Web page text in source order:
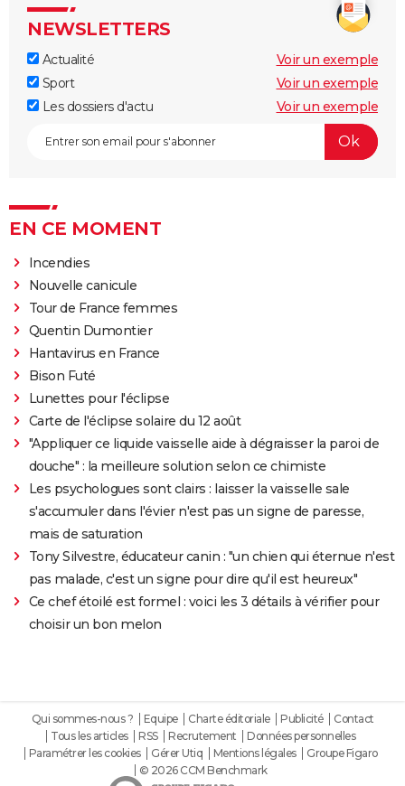
NEWSLETTERS
Actualité
Voir un exemple
Sport
Voir un exemple
Les dossiers d'actu
Voir un exemple
EN CE MOMENT
Incendies
Nouvelle canicule
Tour de France femmes
Quentin Dumontier
Hantavirus en France
Bison Futé
Lunettes pour l'éclipse
Carte de l'éclipse solaire du 12 août
"Appliquer ce liquide vaisselle aide à dégraisser la paroi de
douche" : la meilleure solution selon ce chimiste
Les psychologues sont clairs : laisser la vaisselle sale
s'accumuler dans l'évier n'est pas un signe de paresse,
mais de saturation
Tony Silvestre, éducateur canin : "un chien qui éternue n'est
pas malade, c'est un signe pour dire qu'il est heureux"
Ce chef étoilé est formel : voici les 3 détails à vérifier pour
choisir un bon melon
Qui sommes-nous ? Equipe Charte éditoriale Publicité
Contact
Tous les articles
RSS Recrutement
Données personnelles
Paramétrer les cookies
Gérer Utiq Mentions légales
Groupe Figaro
© 2026 CCM Benchmark